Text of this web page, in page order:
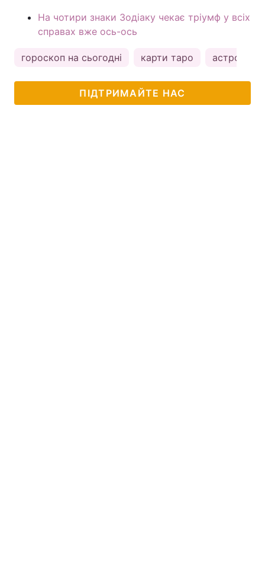
На чотири знаки Зодіаку чекає тріумф у всіх
справах вже ось-ось
гороскоп на сьогодні карти таро астрологія
ПІДТРИМАЙТЕ НАС